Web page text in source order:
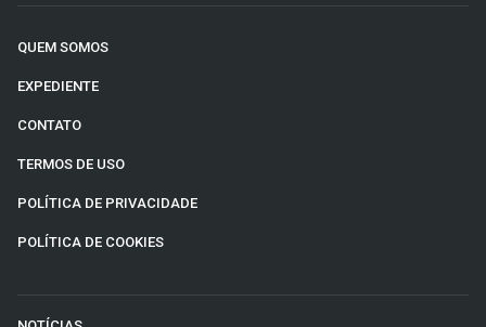
QUEM SOMOS
EXPEDIENTE
CONTATO
TERMOS DE USO
POLÍTICA DE PRIVACIDADE
POLÍTICA DE COOKIES